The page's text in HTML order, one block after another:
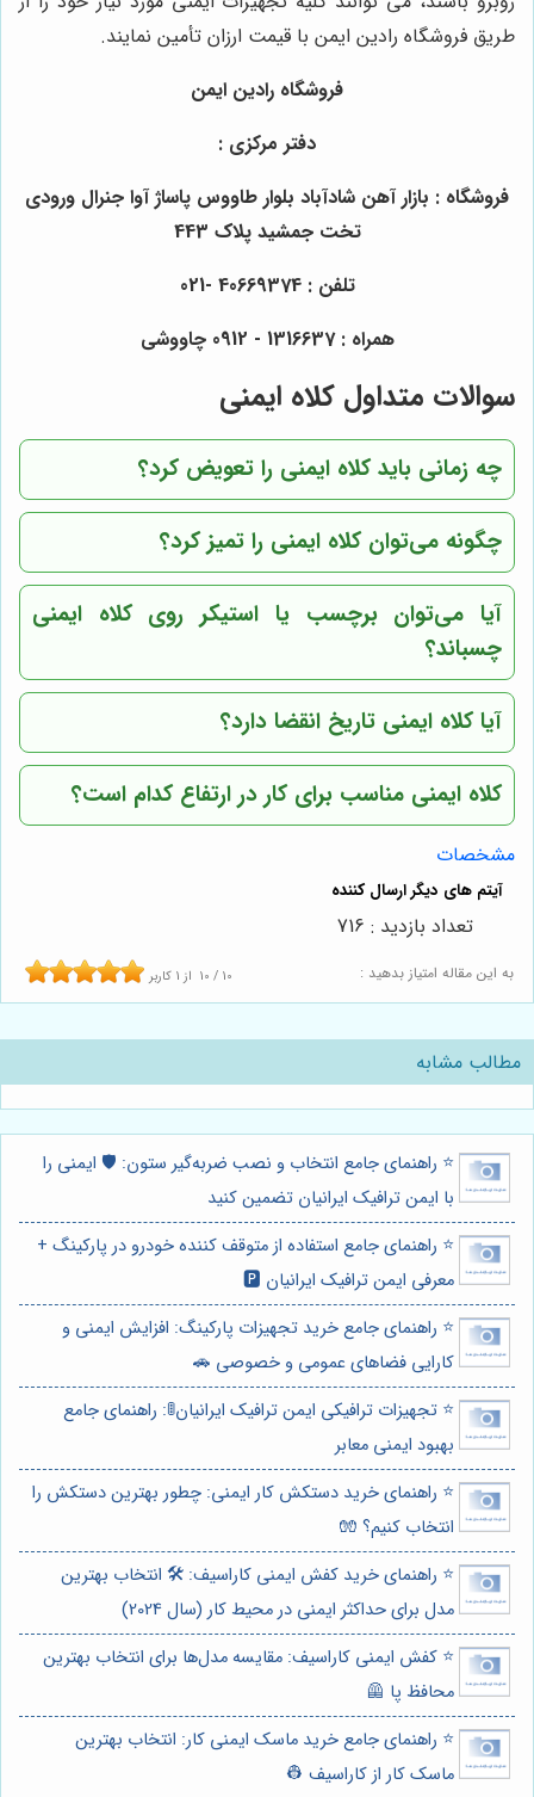
طریق فروشگاه رادین ایمن با قیمت ارزان تأمین نمایند.
فروشگاه رادین ایمن
دفتر مرکزی :
فروشگاه : بازار آهن شادآباد بلوار طاووس پاساژ آوا جنرال ورودی
تخت جمشید پلاک 443
تلفن : 40669374 -021
همراه : 1316637 - 0912 چاووشی
سوالات متداول کلاه ایمنی
چه زمانی باید کلاه ایمنی را تعویض کرد؟
چگونه می‌توان کلاه ایمنی را تمیز کرد؟
آیا می‌توان برچسب یا استیکر روی کلاه ایمنی
چسباند؟
آیا کلاه ایمنی تاریخ انقضا دارد؟
کلاه ایمنی مناسب برای کار در ارتفاع کدام است؟
مشخصات
به این مقاله امتیاز بدهید : 10 / 10 از 1 کاربر
تعداد بازدید : 716
مطالب مشابه
⭐️ راهنمای جامع انتخاب و نصب ضربه‌گیر ستون: 🛡️ ایمنی را
با ایمن ترافیک ایرانیان تضمین کنید
⭐️ راهنمای جامع استفاده از متوقف کننده خودرو در پارکینگ +
معرفی ایمن ترافیک ایرانیان 🅿️
⭐️ راهنمای جامع خرید تجهیزات پارکینگ: افزایش ایمنی و
کارایی فضاهای عمومی و خصوصی 🚗
⭐️ تجهیزات ترافیکی ایمن ترافیک ایرانیان🚦: راهنمای جامع
بهبود ایمنی معابر
⭐️ راهنمای خرید دستکش کار ایمنی: چطور بهترین دستکش را
انتخاب کنیم؟ 🧤
⭐️ راهنمای خرید کفش ایمنی کاراسیف: 🛠️ انتخاب بهترین
مدل برای حداکثر ایمنی در محیط کار (سال 2024)
⭐️ کفش ایمنی کاراسیف: مقایسه مدل‌ها برای انتخاب بهترین
محافظ پا 🦺
⭐️ راهنمای جامع خرید ماسک ایمنی کار: انتخاب بهترین
ماسک کار از کاراسیف 👷